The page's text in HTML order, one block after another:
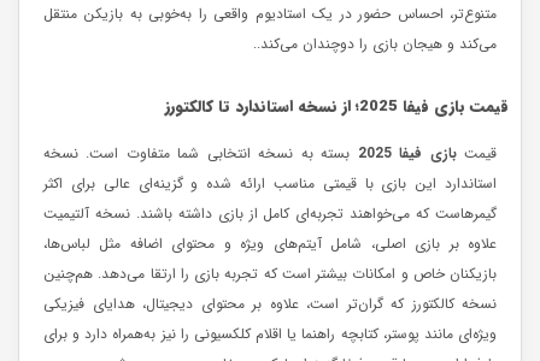
متنوع‌تر، احساس حضور در یک استادیوم واقعی را به‌خوبی به بازیکن منتقل
می‌کند و هیجان بازی را دوچندان می‌کند..
قیمت بازی فیفا 2025؛ از نسخه استاندارد تا کالکتورز
قیمتبازی فیفا 2025
بسته به نسخه انتخابی شما متفاوت است. نسخه
استاندارد این بازی با قیمتی مناسب ارائه شده و گزینه‌ای عالی برای اکثر
گیمرهاست که می‌خواهند تجربه‌ای کامل از بازی داشته باشند. نسخه آلتیمیت
علاوه بر بازی اصلی، شامل آیتم‌های ویژه و محتوای اضافه مثل لباس‌ها،
بازیکنان خاص و امکانات بیشتر است که تجربه بازی را ارتقا می‌دهد. هم‌چنین
نسخه کالکتورز که گران‌تر است، علاوه بر محتوای دیجیتال، هدایای فیزیکی
ویژه‌ای مانند پوستر، کتابچه راهنما یا اقلام کلکسیونی را نیز به‌همراه دارد و برای